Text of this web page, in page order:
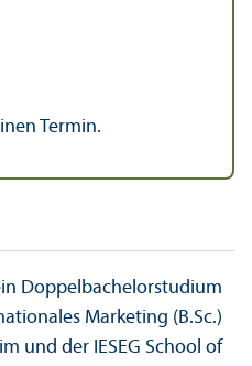
Termin.
Doppelbachelor­studium
Marketing (B.Sc.)
und der IESEG School of